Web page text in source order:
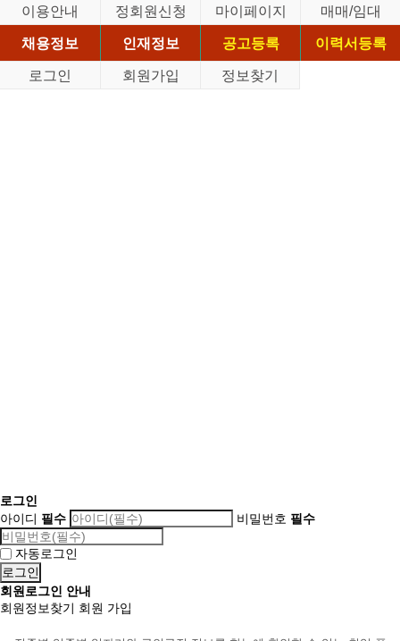
이용안내 정회원신청 마이페이지
매매/임대
채용정보
인재정보 공고등록
이력서등록
로그인
회원가입 정보찾기
로그인
아이디 필수 비밀번호 필수
자동로그인
회원로그인 안내
회원정보찾기 회원 가입